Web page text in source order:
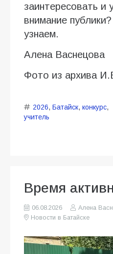
заинтересовать и
внимание
узнаем.
Алена Васнецова
Фото из архива
2026, Батайск, конкурс,
учитель
Время
06.08.2026
Алена
Новости в Батайске